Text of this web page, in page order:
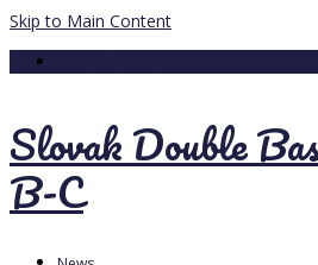
Skip to Main Content
Slovak Double
B-C